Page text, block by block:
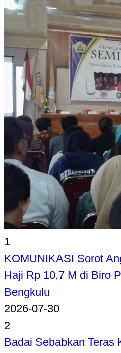
1
KOMUNIKASI Sorot
Haji Rp 10,7 M di Biro
Bengkulu
2026-07-30
2
Badai Sebabkan Teras